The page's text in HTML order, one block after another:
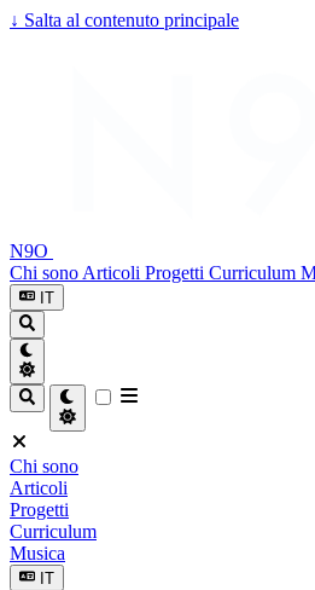
↓ Salta al contenuto principale
N9O
Chi sono Articoli Progetti Curriculum
IT
Chi sono
Articoli
Progetti
Curriculum
Musica
IT